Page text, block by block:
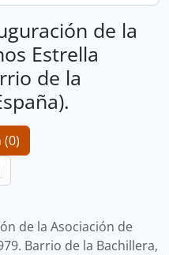
de la
Estrella
de la
de la Asociación de
Barrio de la Bachillera,